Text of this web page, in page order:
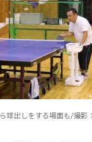
球出しをする場面も/撮影